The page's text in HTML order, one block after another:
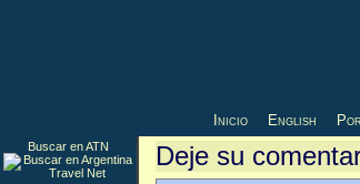
Inicio English
Deje su
Buscar en ATN